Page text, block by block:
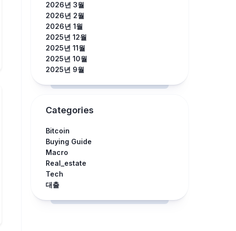
2026년 3월
2026년 2월
2026년 1월
2025년 12월
2025년 11월
2025년 10월
2025년 9월
Categories
Bitcoin
Buying Guide
Macro
Real_estate
Tech
대출